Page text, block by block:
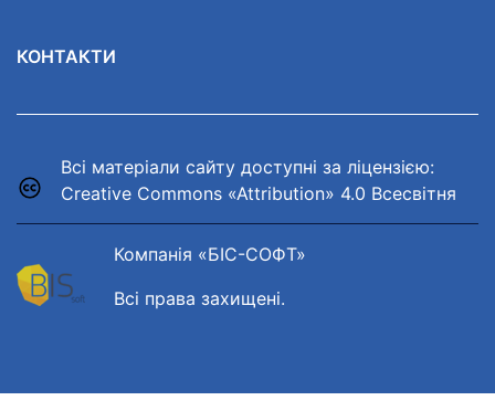
КОНТАКТИ
Всі матеріали сайту доступні за ліцензією:
Creative Commons «Attribution» 4.0 Всесвітня
Компанія «БІС-СОФТ»
Всі права захищені.